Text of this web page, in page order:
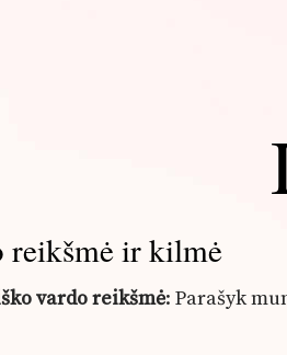
reikšmė ir kilmė
vardo reikšmė: Parašyk